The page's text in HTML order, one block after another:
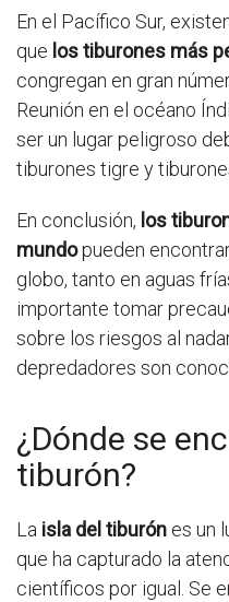
En el Pacífico Sur,
que los tiburones más
congregan en gran
Reunión en el océano
ser un lugar peligroso
tiburones tigre y
En conclusión, los
mundopueden
globo, tanto en aguas
importante tomar
sobre los riesgos al
depredadores son
¿Dónde se
tiburón?
La isla del tiburón es un
que ha capturado la
científicos por igual. Se